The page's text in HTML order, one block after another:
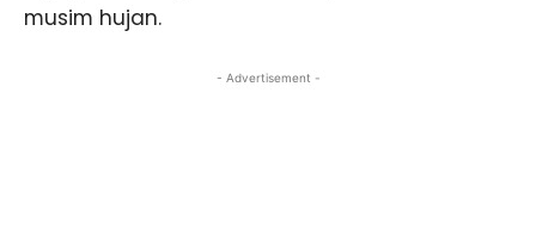
musim hujan.
- Advertisement -